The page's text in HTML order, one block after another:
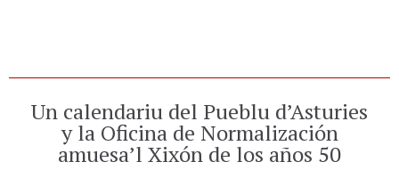
Un calendariu del Pueblu d’Asturies
y la Oficina de Normalización
amuesa’l Xixón de los años 50